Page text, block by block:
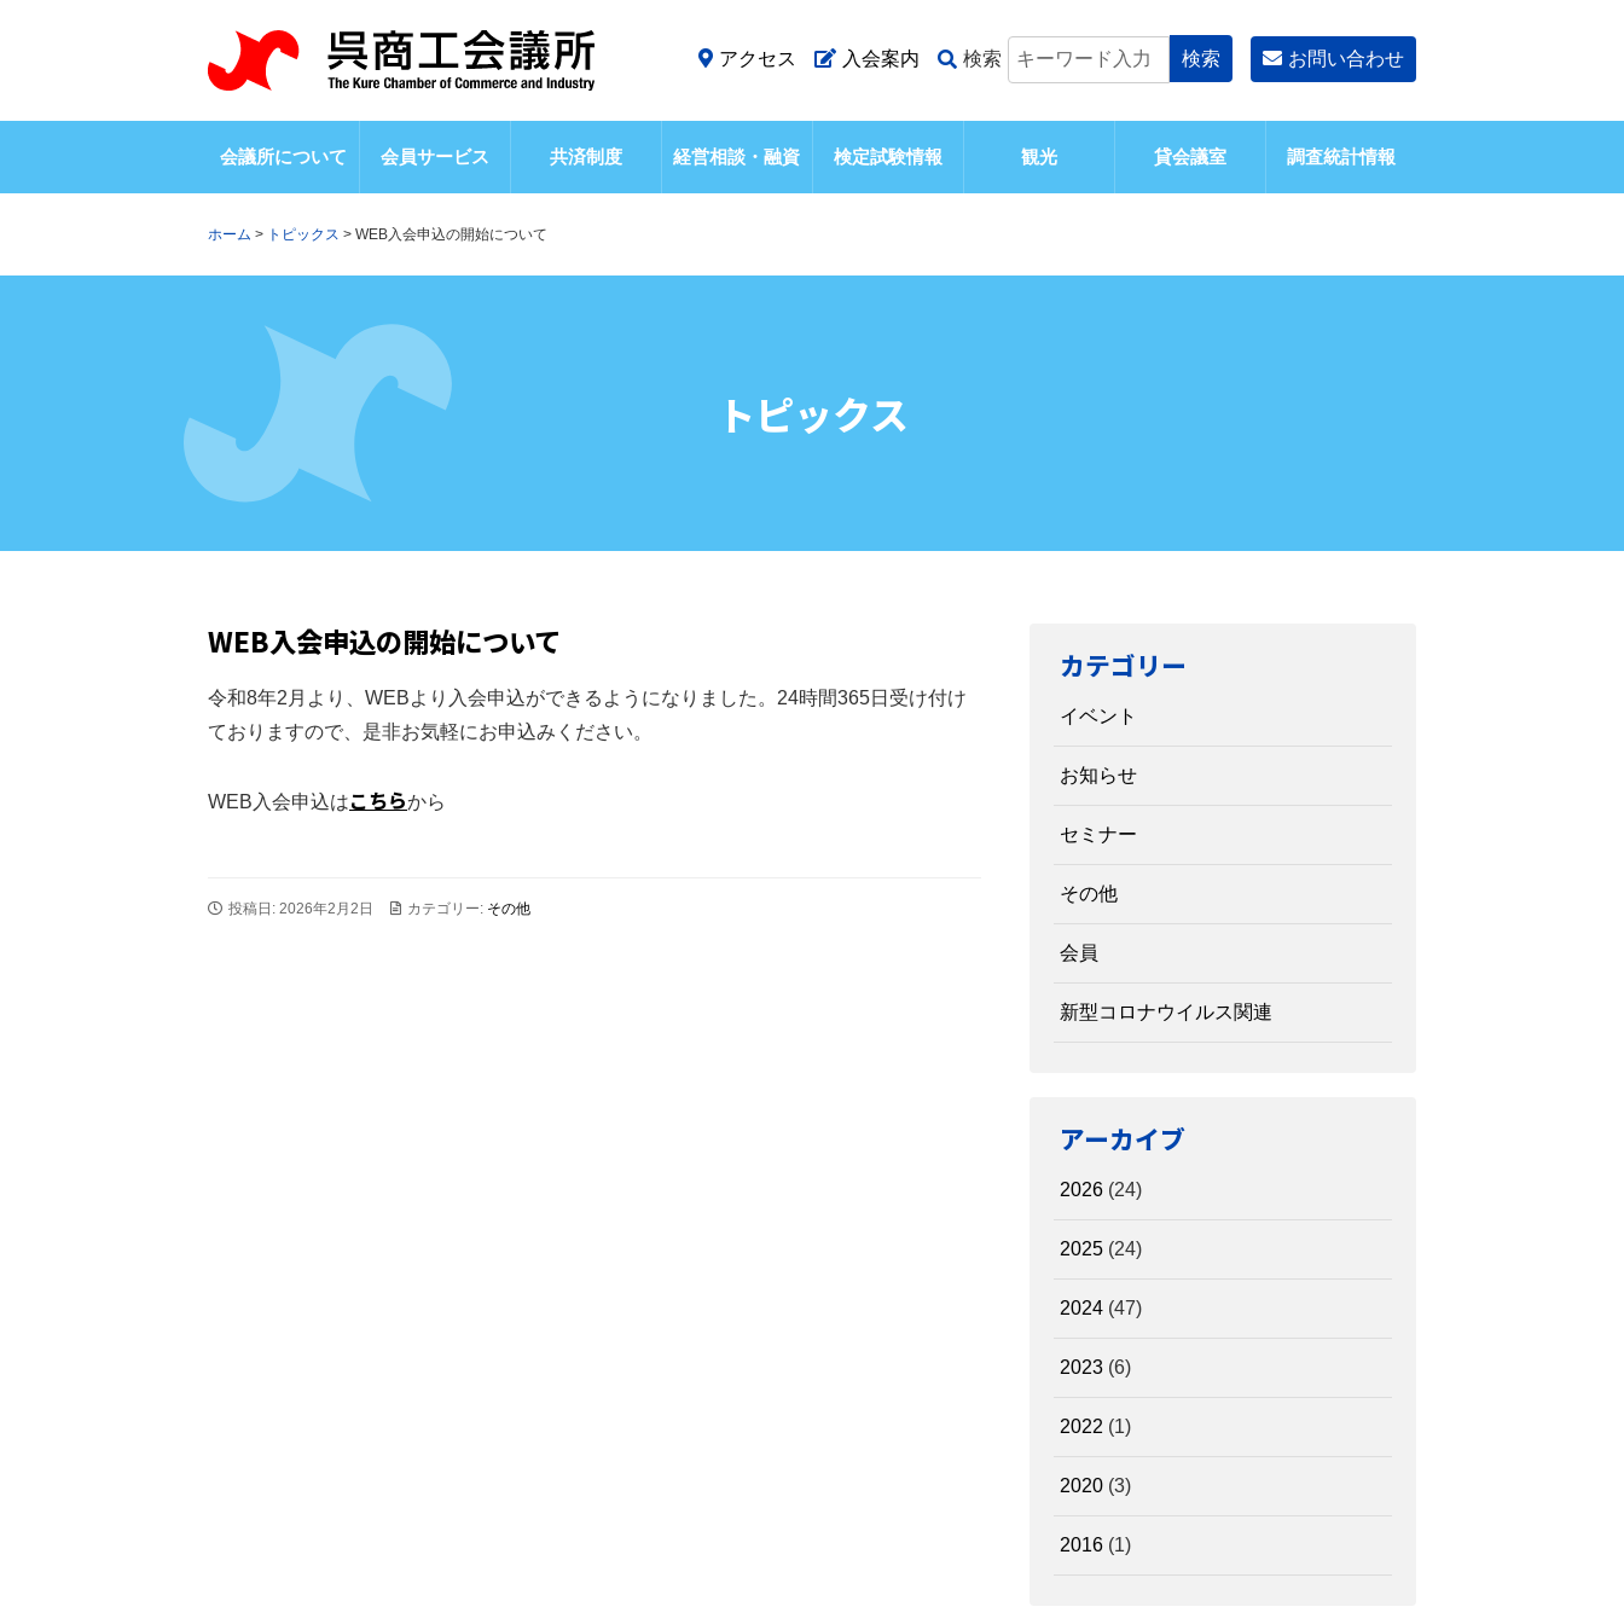
アクセス 入会案内 検索 お問い合わせ
会議所について 会員サービス 共済制度 経営相談・融資 検定試験情報 観光 貸会議室 調査統計情報
ホーム > トピックス > WEB入会申込の開始について
トピックス
WEB入会申込の開始について
令和8年2月より、WEBより入会申込ができるようになりました。24時間365日受け付け
ておりますので、是非お気軽にお申込みください。
WEB入会申込はこちらから
投稿日: 2026年2月2日 カテゴリー: その他
カテゴリー
イベント
お知らせ
セミナー
その他
会員
新型コロナウイルス関連
アーカイブ
2026 (24)
2025 (24)
2024 (47)
2023 (6)
2022 (1)
2020 (3)
2016 (1)